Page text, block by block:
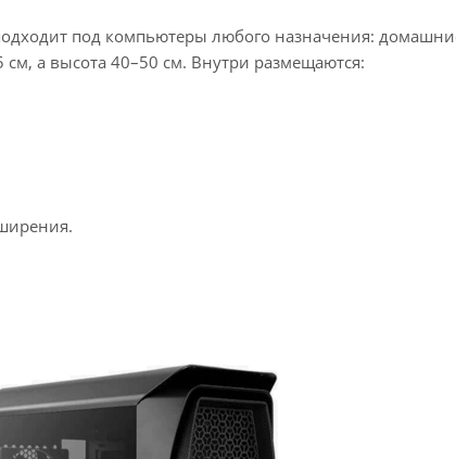
под компьютеры любого назначения:
а высота 40–50 см. Внутри размещаются: